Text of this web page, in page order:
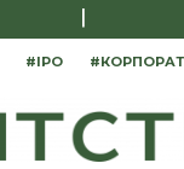
|
#IPO